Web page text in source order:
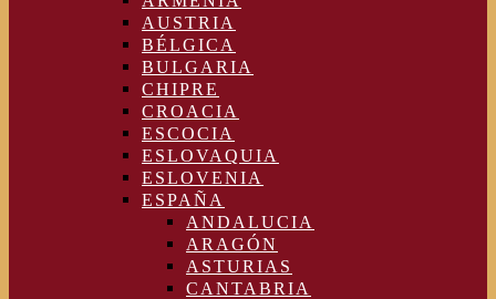
AUSTRIA
BÉLGICA
BULGARIA
CHIPRE
CROACIA
ESCOCIA
ESLOVAQUIA
ESLOVENIA
ESPAÑA
ANDALUCIA
ARAGÓN
ASTURIAS
CANTABRIA